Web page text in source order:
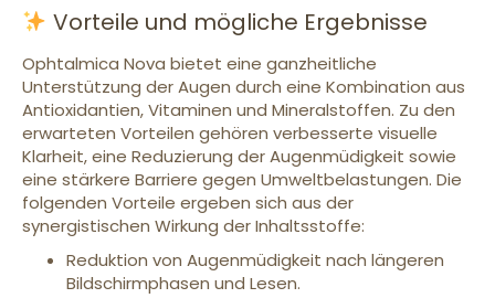
Vorteile und mögliche Ergebnisse
Ophtalmica Nova bietet eine ganzheitliche
Unterstützung der Augen durch eine Kombination aus
Antioxidantien, Vitaminen und Mineralstoffen. Zu den
erwarteten Vorteilen gehören verbesserte visuelle
Klarheit, eine Reduzierung der Augenmüdigkeit sowie
eine stärkere Barriere gegen Umweltbelastungen. Die
folgenden Vorteile ergeben sich aus der
synergistischen Wirkung der Inhaltsstoffe:
Reduktion von Augenmüdigkeit nach längeren
Bildschirmphasen und Lesen.